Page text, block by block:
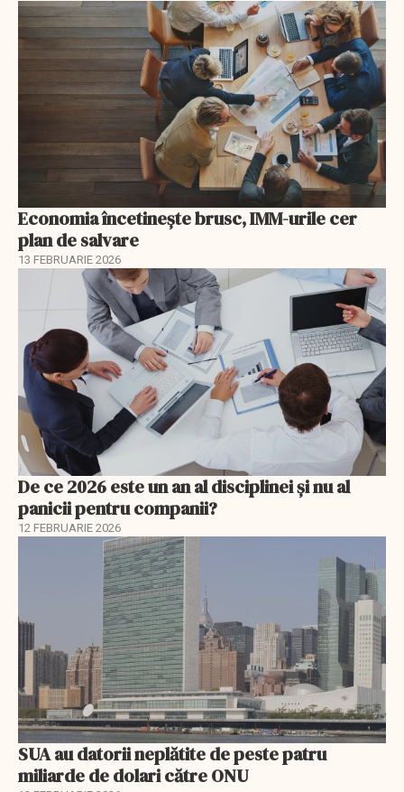
Economia încetinește brusc, IMM-urile cer
plan de salvare
13 FEBRUARIE 2026
De ce 2026 este un an al disciplinei și nu al
panicii pentru companii?
12 FEBRUARIE 2026
SUA au datorii neplătite de peste patru
miliarde de dolari către ONU